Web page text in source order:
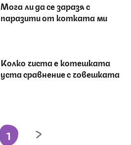
Мога ли да се заразя с
паразити от котката ми
Колко чиста е котешката
уста сравнение с човешката
1